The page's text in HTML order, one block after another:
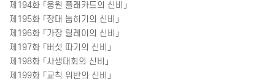
제 194화 「응원 플래카드의 신비」
제 195화 「장대 눕히기의 신비」
제 196화 「가장 릴레이의 신비」
제 197화 「버섯 따기의 신비」
제 198화 「사생대회의 신비」
제 199화 「교칙 위반의 신비」